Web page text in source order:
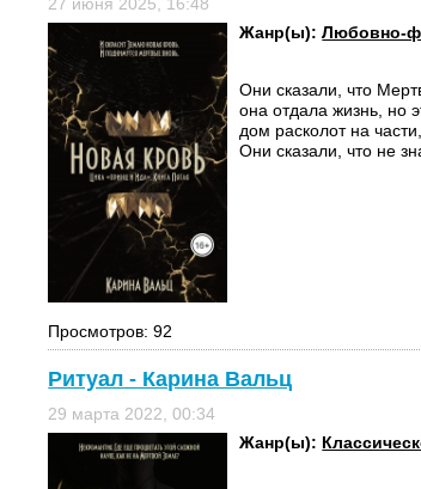
Жанр(ы):Любовно-
Они сказали, что
она отдала жизнь, но
дом расколот на
Они сказали, что не
Просмотров: 92
Ритуал - Карина Вальц
29 марта 2022, 00:34
Жанр(ы):